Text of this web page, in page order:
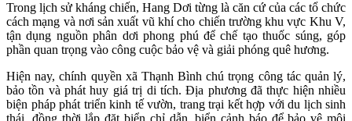
Trong lịch sử kháng chiến, Hang Dơi từng là căn cứ của các tổ chức
cách mạng và nơi sản xuất vũ khí cho chiến trường khu vực Khu V,
tận dụng nguồn phân dơi phong phú để chế tạo thuốc súng, góp
phần quan trọng vào công cuộc bảo vệ và giải phóng quê hương.
Hiện nay, chính quyền xã Thạnh Bình chú trọng công tác quản lý,
bảo tồn và phát huy giá trị di tích. Địa phương đã thực hiện nhiều
biện pháp phát triển kinh tế vườn, trang trại kết hợp với du lịch sinh
thái, đồng thời lắp đặt biển chỉ dẫn, biển cảnh báo để bảo vệ môi